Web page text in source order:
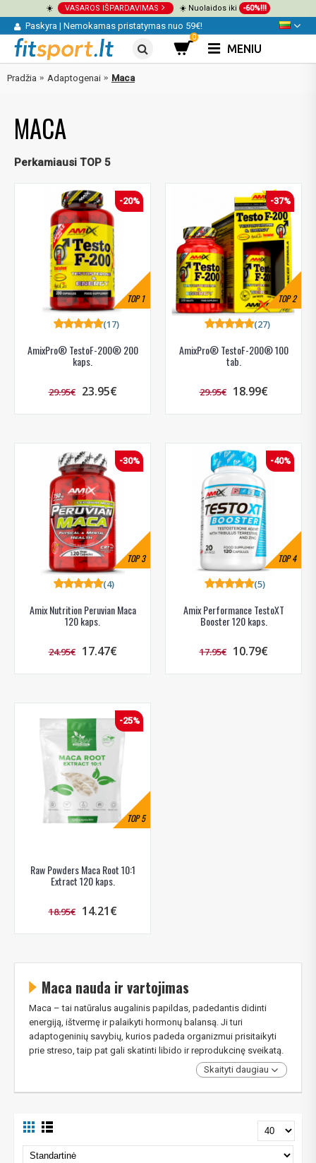
☀️ VASAROS IŠPARDAVIMAS ☀️ Nuolaidos iki -60%!!!
Paskyra | Nemokamas pristatymas nuo 59€!
0
MENIU
Pradžia Adaptogenai Maca
MACA
Perkamiausi TOP 5
TOP1
-20%
AmixPro® TestoF-200® 200
kaps.
(17)
29.95€ 23.95€
TOP2
-37%
AmixPro® TestoF-200® 100
tab.
(27)
29.95€ 18.99€
TOP3
-30%
Amix Nutrition Peruvian Maca
120 kaps.
(4)
24.95€ 17.47€
TOP4
-40%
Amix Performance TestoXT
Booster 120 kaps.
(5)
17.95€ 10.79€
TOP5
-25%
Raw Powders Maca Root 10:1
Extract 120 kaps.
18.95€ 14.21€
Maca nauda ir vartojimas
Maca – tai natūralus augalinis papildas, padedantis didinti
energiją, ištvermę ir palaikyti hormonų balansą. Ji turi
adaptogeninių savybių, kurios padeda organizmui prisitaikyti
prie streso, taip pat gali skatinti libido ir reprodukcinę sveikatą.
Skaityti daugiau